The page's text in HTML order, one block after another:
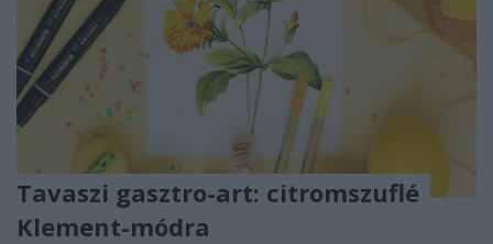
Tavaszi gasztro-art: citromszuflé
Klement-módra